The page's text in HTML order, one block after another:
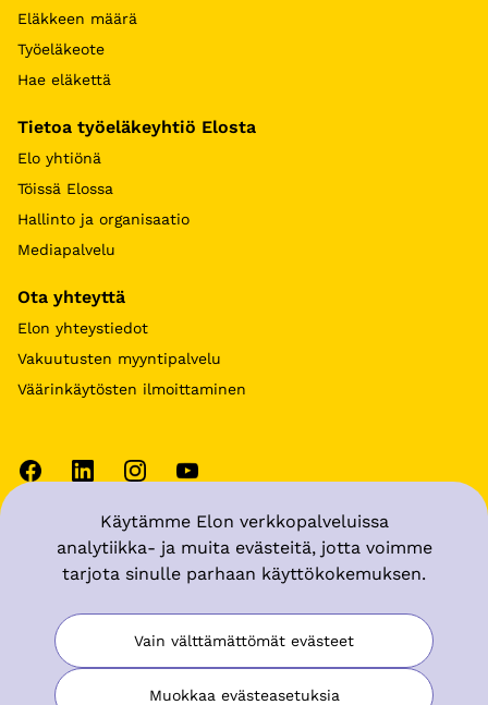
Käytämme Elon verkkopalveluissa
analytiikka- ja muita evästeitä, jotta voimme
tarjota sinulle parhaan käyttökokemuksen.
Vain välttämättömät evästeet
Muokkaa evästeasetuksia
Eläkkeen määrä
Työeläkeote
Hae eläkettä
Tietoa työeläkeyhtiö Elosta
Elo yhtiönä
Töissä Elossa
Hallinto ja organisaatio
Mediapalvelu
Ota yhteyttä
Elon yhteystiedot
Vakuutusten myyntipalvelu
Väärinkäytösten ilmoittaminen
Käyttöehdot
Tietosuoja
Muuta evästeasetuksia
Saavutettavuusseloste